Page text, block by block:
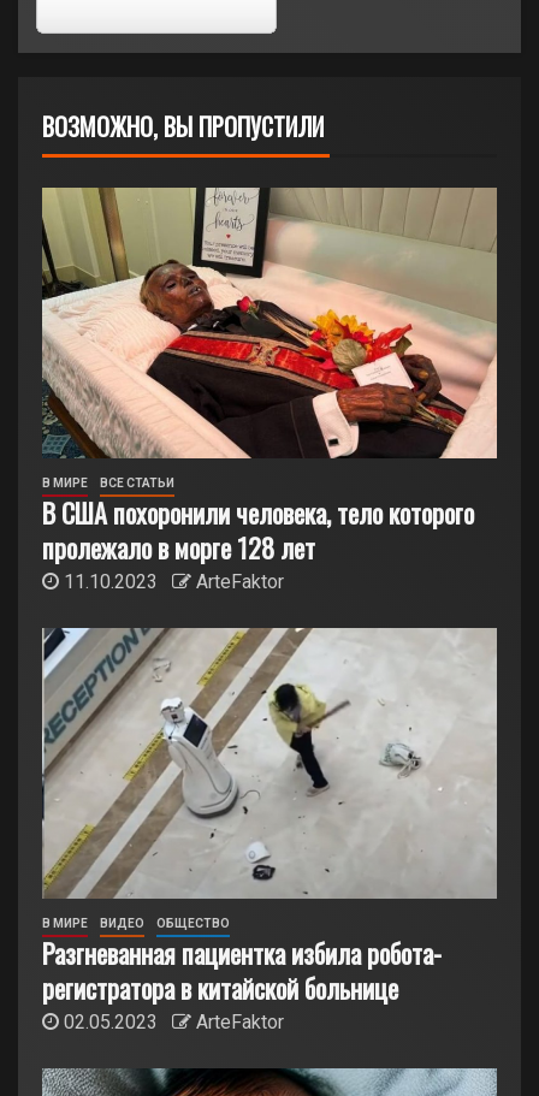
ВОЗМОЖНО, ВЫ ПРОПУСТИЛИ
В МИРЕ ВСЕ СТАТЬИ
В США похоронили человека, тело которого
пролежало в морге 128 лет
11.10.2023 ArteFaktor
В МИРЕ ВИДЕО ОБЩЕСТВО
Разгневанная пациентка избила робота-
регистратора в китайской больнице
02.05.2023 ArteFaktor